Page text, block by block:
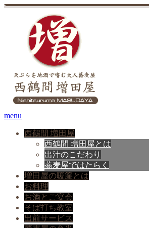
menu
西鶴間 増田屋
西鶴間 増田屋とは
出汁のこだわり
蕎麦屋ではたらく
増田屋の暖簾とは
お料理
お酒とご宴会
そば打ち教室
出前サービス